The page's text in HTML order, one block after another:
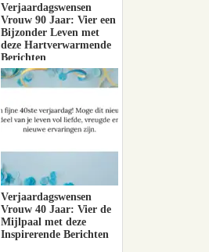
Verjaardagswensen
Vrouw 90 Jaar: Vier een
Bijzonder Leven met
deze Hartverwarmende
Berichten
Verjaardagswensen
Vrouw 40 Jaar: Vier de
Mijlpaal met deze
Inspirerende Berichten